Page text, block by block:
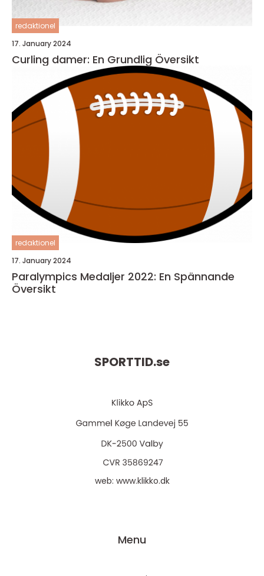
redaktionel
17. January 2024
Curling damer: En Grundlig Översikt
redaktionel
17. January 2024
Paralympics Medaljer 2022: En Spännande
Översikt
SPORTTID.se
web: www.klikko.dk
Menu